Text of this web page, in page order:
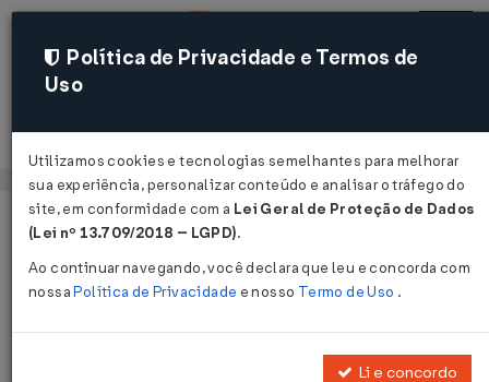
Acessar
Página Inicial
Notícias
quem compra pela internet ...
Voltar
Política de Privacidade e Termos de
Uso
Utilizamos cookies e tecnologias semelhantes para melhorar
sua experiência, personalizar conteúdo e analisar o tráfego do
site, em conformidade com a Lei Geral de Proteção de Dados
(Lei nº 13.709/2018 – LGPD).
Ao continuar navegando, você declara que leu e concorda com
nossaPolítica de Privacidade e nosso Termo de Uso .
Li e concordo